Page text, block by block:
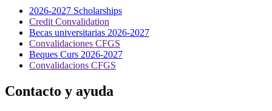
2026-2027 Scholarships
Credit Convalidation
Becas universitarias 2026-2027
Convalidaciones CFGS
Beques Curs 2026-2027
Convalidacions CFGS
Contacto y ayuda